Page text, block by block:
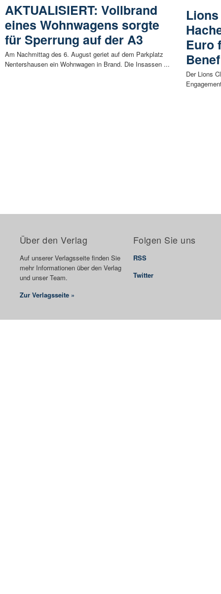
AKTUALISIERT: Vollbrand
eines Wohnwagens sorgte
für Sperrung auf der A3
Am Nachmittag des 6. August geriet auf dem Parkplatz
Nentershausen ein Wohnwagen in Brand. Die Insassen ...
Euro
Der Lions
Über den Verlag
Auf unserer Verlagsseite finden Sie
mehr Informationen über den Verlag
und unser Team.
Zur Verlagsseite »
Folgen Sie uns
RSS
Twitter